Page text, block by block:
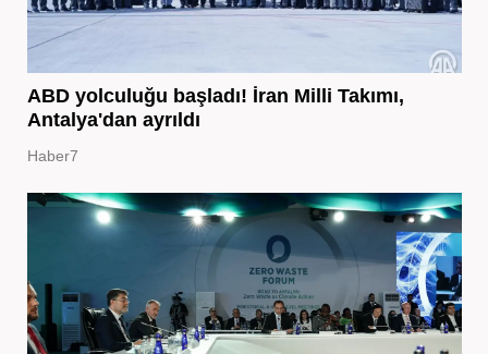
ABD yolculuğu başladı! İran Milli Takımı,
Antalya'dan ayrıldı
Haber7